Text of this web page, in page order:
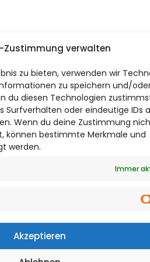
Zustimmung verwalten
zu bieten, verwenden wir
zu speichern und/
du diesen Technologien
Surfverhalten oder eindeutige IDs
Wenn du deine Zustimmung
können bestimmte Merkmale und
werden.
Immer
Akzeptieren